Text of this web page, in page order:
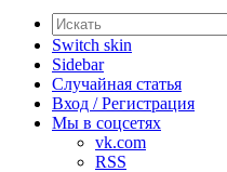
Switch skin
Sidebar
Случайная статья
Вход / Регистрация
Мы в соцсетях
vk.com
RSS